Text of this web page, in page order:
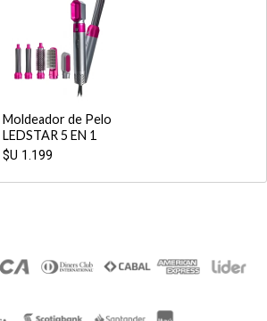
Moldeador de Pelo
LEDSTAR 5 EN 1
$U 1.199